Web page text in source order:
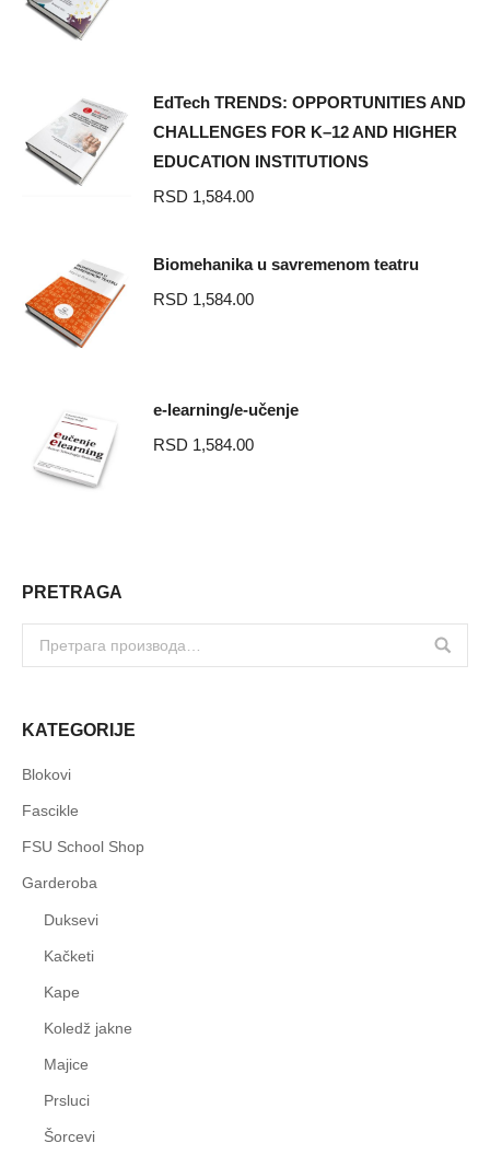
EdTech TRENDS: OPPORTUNITIES AND
CHALLENGES FOR K–12 AND HIGHER
EDUCATION INSTITUTIONS
RSD 1,584.00
Biomehanika u savremenom teatru
RSD 1,584.00
e-learning/e-učenje
RSD 1,584.00
PRETRAGA
KATEGORIJE
Blokovi
Fascikle
FSU School Shop
Garderoba
Duksevi
Kačketi
Kape
Koledž jakne
Majice
Prsluci
Šorcevi